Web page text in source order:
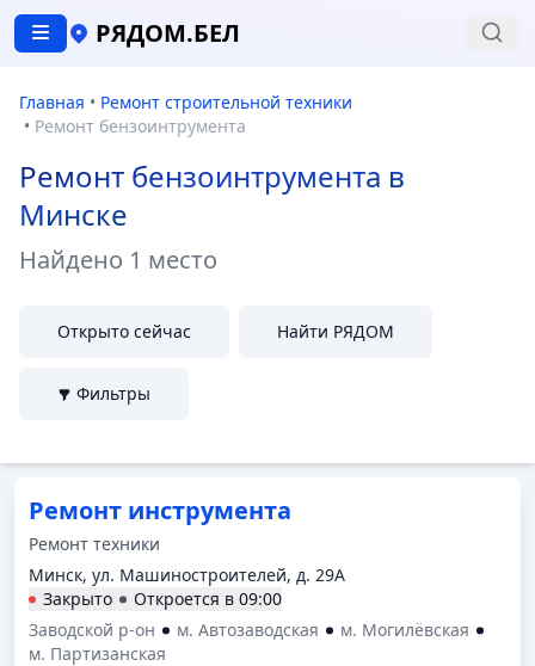
РЯДОМ.БЕЛ
Главная • Ремонт строительной техники
• Ремонт бензоинтрумента
Ремонт бензоинтрумента в
Минске
Найдено 1 место
Открыто сейчас Найти РЯДОМ
Фильтры
Ремонт инструмента
Ремонт техники
Минск, ул. Машиностроителей, д. 29А
Закрыто
Откроется в 09:00
Заводской р-он
м. Автозаводская
м. Могилёвская
м. Партизанская